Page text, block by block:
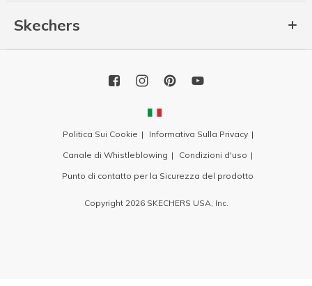
Skechers
Politica Sui Cookie
Informativa Sulla Privacy
Canale di Whistleblowing
Condizioni d'uso
Punto di contatto per la Sicurezza del prodotto
Copyright 2026 SKECHERS USA, Inc.